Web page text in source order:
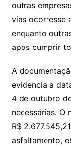
outras
vias ocorresse
enquanto
após cumprir
A
evidencia a
4 de outubro
necessárias. O
R$
asfaltamento,